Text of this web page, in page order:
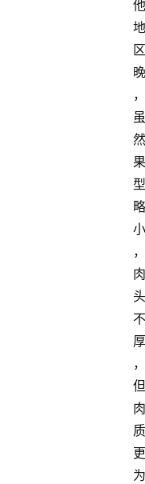
他
地
区
晚
，
虽
然
果
型
略
小
，
肉
头
不
厚
，
但
肉
质
更
为